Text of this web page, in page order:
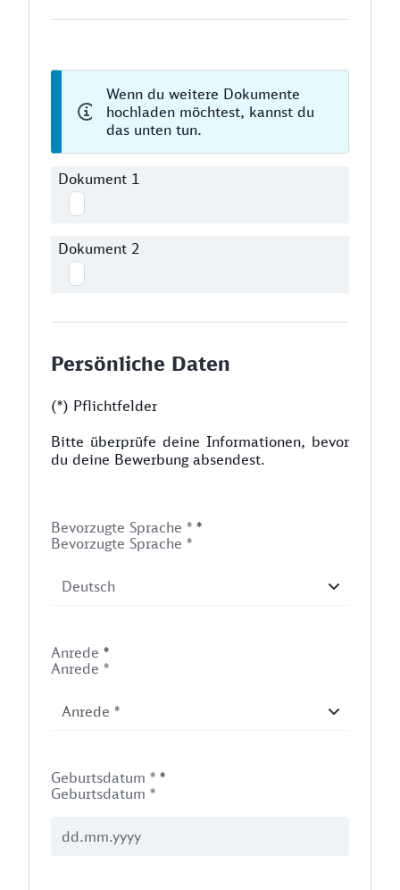
Wenn du weitere Dokumente
hochladen möchtest, kannst du
das unten tun.
Dokument 1
Dokument 2
Persönliche Daten
(*) Pflichtfelder
Bitte überprüfe deine Informationen, bevor
du deine Bewerbung absendest.
Bevorzugte Sprache * *
Bevorzugte Sprache *
Anrede *
Anrede *
Geburtsdatum * *
Geburtsdatum *